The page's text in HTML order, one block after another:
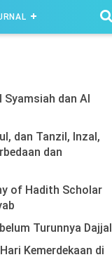
Syamsiah dan Al
dan Tanzil, Inzal,
dan
of Hadith Scholar
Turunnya Dajjal
Kemerdekaan di